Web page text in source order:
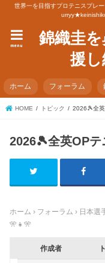
世界一を目指すプロテニスプレ
錦織圭
援
menu
ホーム フォーラム
HOME トピック 2026🎾全
2026🎾全英OP
ホーム › フォーラム › 日本選
🎌👧🎌
作成者